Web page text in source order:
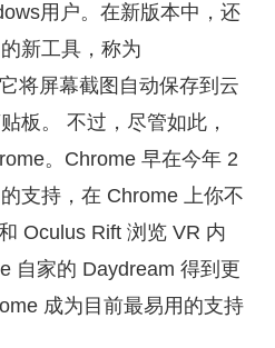
用户。在新版本中，还
新工具，称为
将屏幕截图自动保存到云
板。 不过，尽管如此，
。Chrome 早在今年 2
支持，在 Chrome 上你不
Oculus Rift 浏览 VR 内
自家的 Daydream 得到更
成为目前最易用的支持